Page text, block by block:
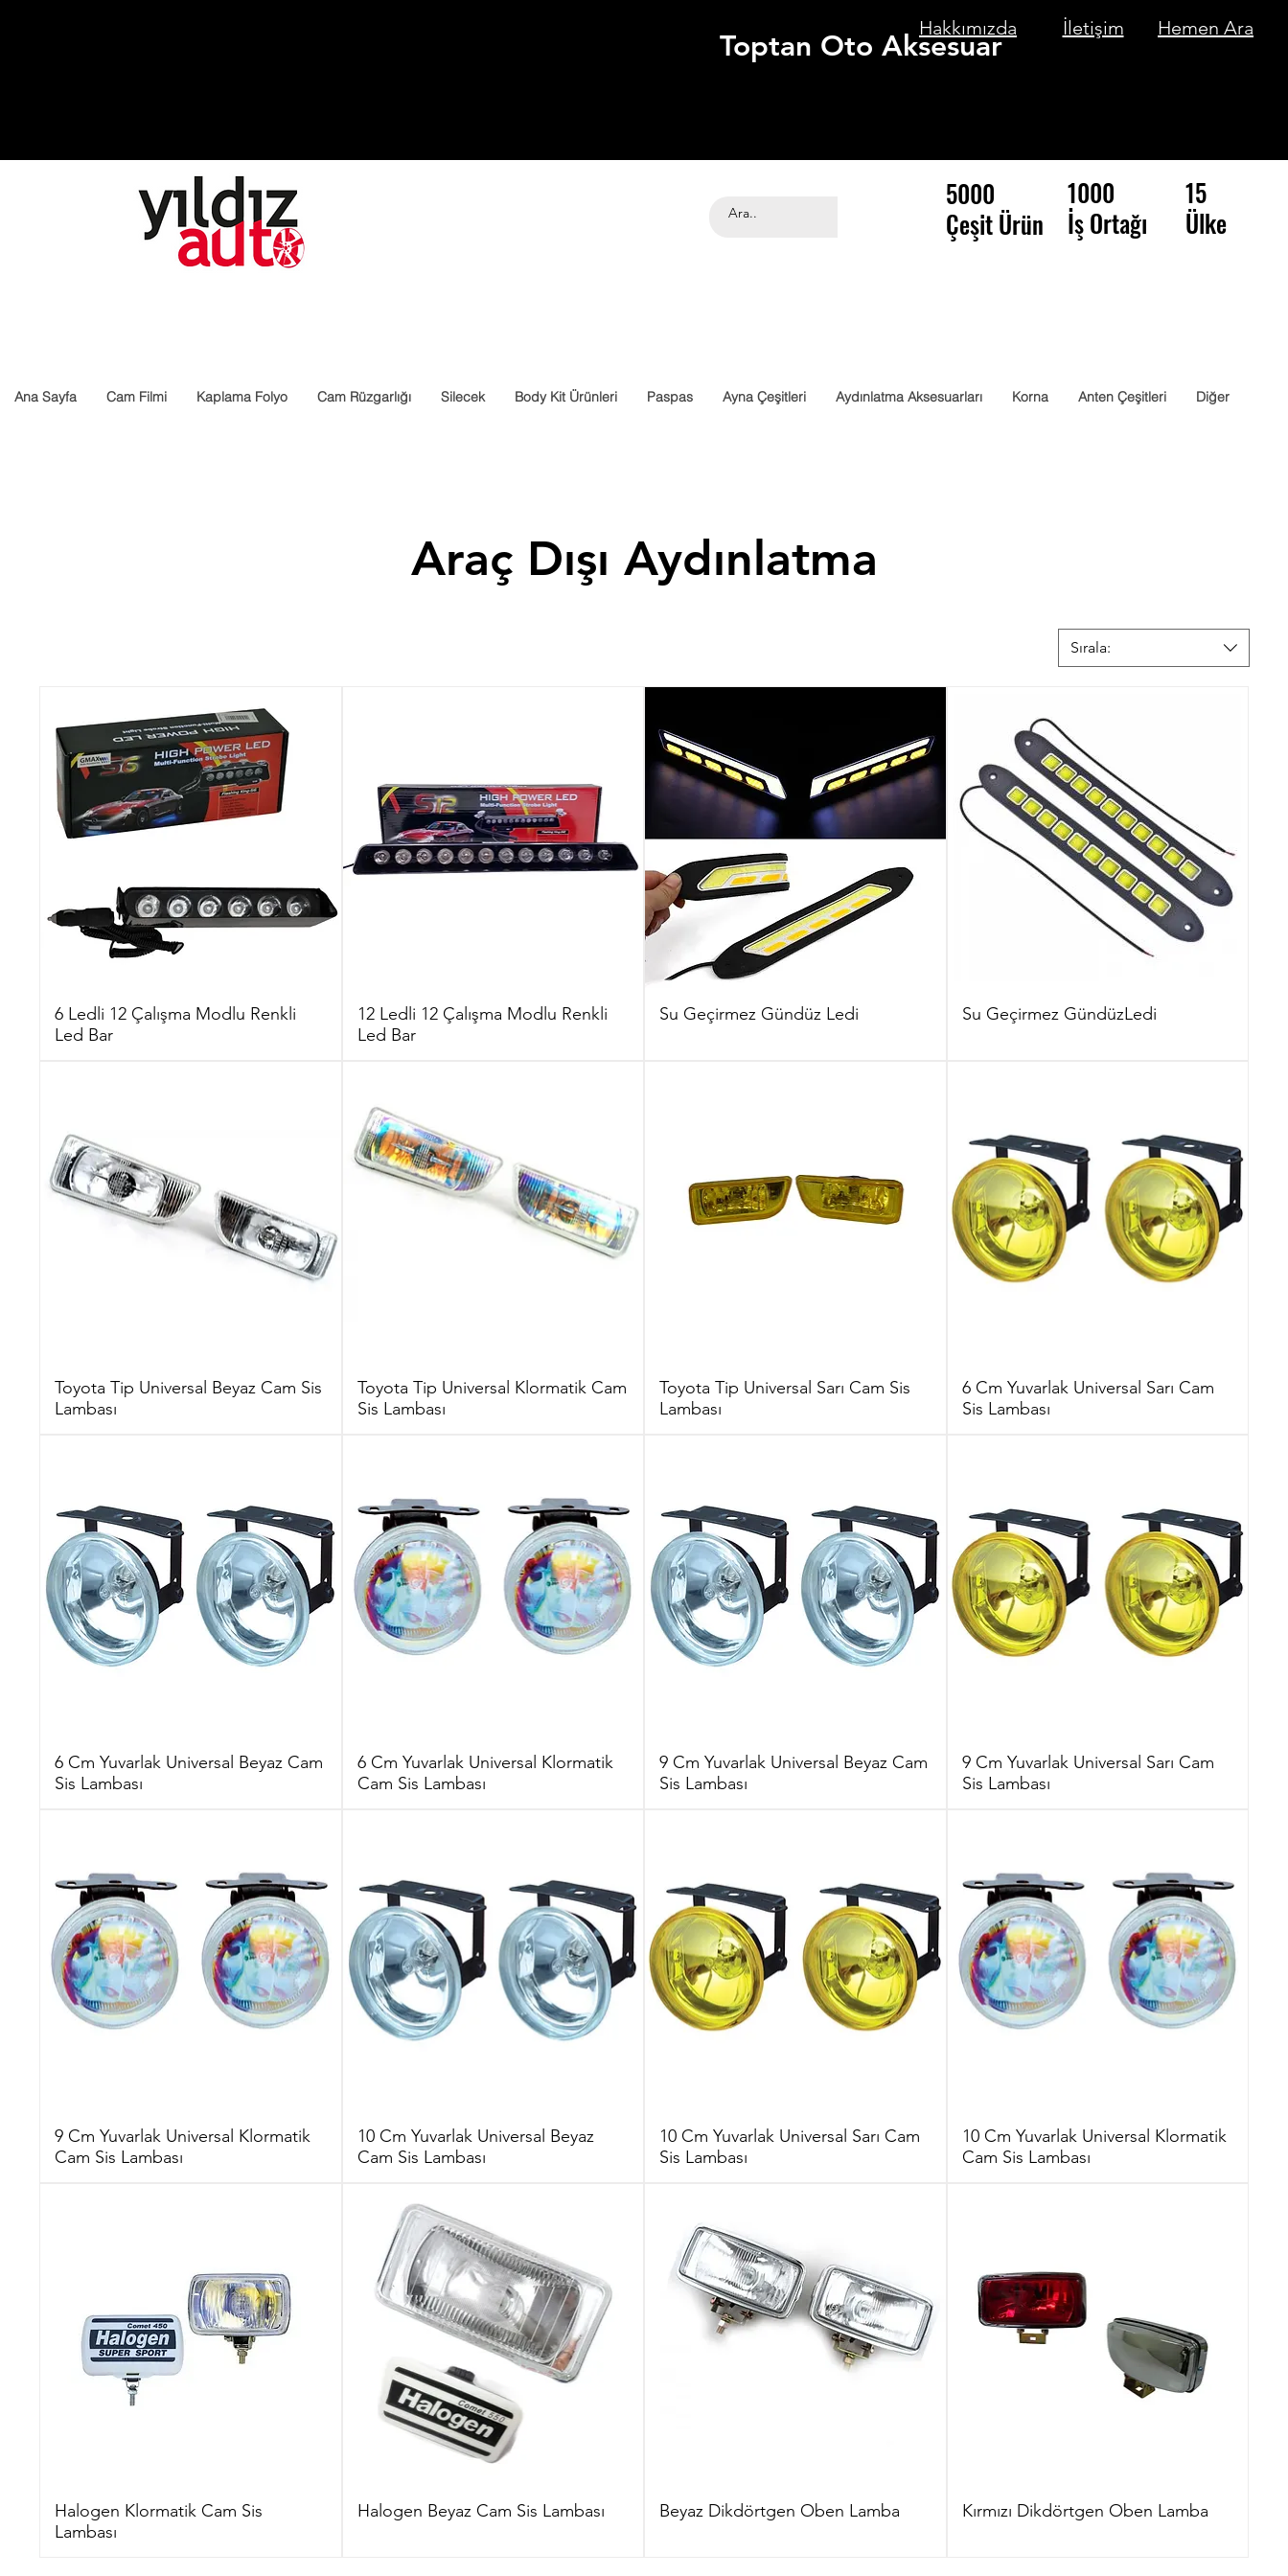
Toptan Oto Aksesuar
Hakkımızda İletişim Hemen Ara
5000
Çeşit Ürün
1000
İş Ortağı
15
Ülke
Ana Sayfa Cam Filmi Kaplama Folyo Cam Rüzgarlığı Silecek Body Kit Ürünleri Paspas Ayna Çeşitleri Aydınlatma Aksesuarları Korna Anten Çeşitleri Diğer
Araç Dışı Aydınlatma
Sırala:
6 Ledli 12 Çalışma Modlu Renkli
Led Bar
12 Ledli 12 Çalışma Modlu Renkli
Led Bar
Su Geçirmez Gündüz Ledi Su Geçirmez GündüzLedi
Toyota Tip Universal Beyaz Cam Sis
Lambası
Toyota Tip Universal Klormatik Cam
Sis Lambası
Toyota Tip Universal Sarı Cam Sis
Lambası
6 Cm Yuvarlak Universal Sarı Cam
Sis Lambası
6 Cm Yuvarlak Universal Beyaz Cam
Sis Lambası
6 Cm Yuvarlak Universal Klormatik
Cam Sis Lambası
9 Cm Yuvarlak Universal Beyaz Cam
Sis Lambası
9 Cm Yuvarlak Universal Sarı Cam
Sis Lambası
9 Cm Yuvarlak Universal Klormatik
Cam Sis Lambası
10 Cm Yuvarlak Universal Beyaz
Cam Sis Lambası
10 Cm Yuvarlak Universal Sarı Cam
Sis Lambası
10 Cm Yuvarlak Universal Klormatik
Cam Sis Lambası
Halogen Klormatik Cam Sis
Lambası
Halogen Beyaz Cam Sis Lambası Beyaz Dikdörtgen Oben Lamba Kırmızı Dikdörtgen Oben Lamba